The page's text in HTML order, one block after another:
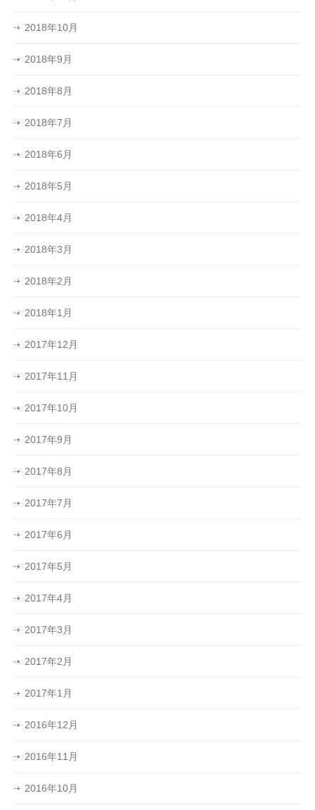
2018年10月
2018年9月
2018年8月
2018年7月
2018年6月
2018年5月
2018年4月
2018年3月
2018年2月
2018年1月
2017年12月
2017年11月
2017年10月
2017年9月
2017年8月
2017年7月
2017年6月
2017年5月
2017年4月
2017年3月
2017年2月
2017年1月
2016年12月
2016年11月
2016年10月